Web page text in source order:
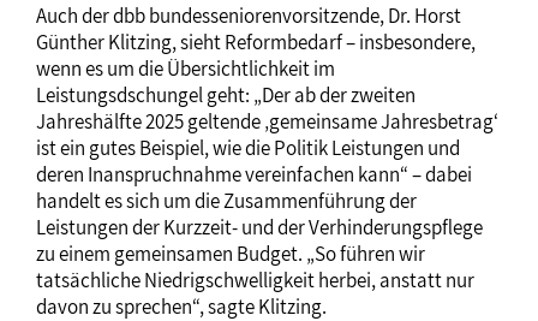
Auch der dbb bundesseniorenvorsitzende, Dr. Horst
Günther Klitzing, sieht Reformbedarf – insbesondere,
wenn es um die Übersichtlichkeit im
Leistungsdschungel geht: „Der ab der zweiten
Jahreshälfte 2025 geltende ‚gemeinsame Jahresbetrag‘
ist ein gutes Beispiel, wie die Politik Leistungen und
deren Inanspruchnahme vereinfachen kann“ – dabei
handelt es sich um die Zusammenführung der
Leistungen der Kurzzeit- und der Verhinderungspflege
zu einem gemeinsamen Budget. „So führen wir
tatsächliche Niedrigschwelligkeit herbei, anstatt nur
davon zu sprechen“, sagte Klitzing.